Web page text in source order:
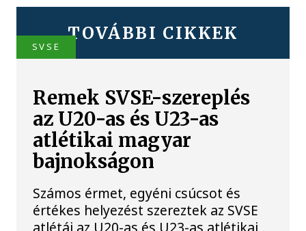
TOVÁBBI CIKKEK
SVSE
Remek SVSE-szereplés
az U20-as és U23-as
atlétikai magyar
bajnokságon
Számos érmet, egyéni csúcsot és
értékes helyezést szereztek az SVSE
atlétái az U20-as és U23-as atlétikai